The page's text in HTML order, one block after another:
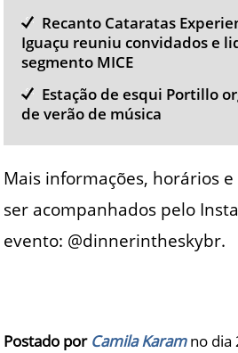
Recanto Cataratas
Iguaçu reuniu convidados e
segmento MICE
Estação de esqui Portillo
de verão de música
Mais informações, horários
ser acompanhados pelo
evento: @dinnerintheskybr.
Postado por Camila Karamno dia